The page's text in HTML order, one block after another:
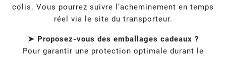
colis. Vous pourrez suivre l’acheminement en temps
réel via le site du transporteur.
➤ Proposez-vous des emballages cadeaux ?
Pour garantir une protection optimale durant le